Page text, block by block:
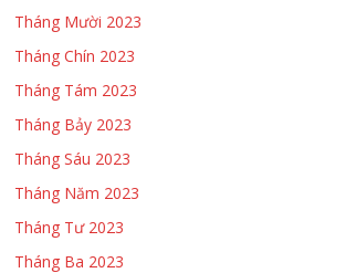
Tháng Mười 2023
Tháng Chín 2023
Tháng Tám 2023
Tháng Bảy 2023
Tháng Sáu 2023
Tháng Năm 2023
Tháng Tư 2023
Tháng Ba 2023